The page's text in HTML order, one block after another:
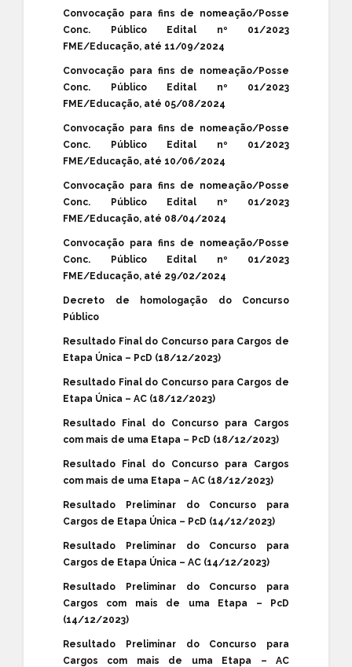
Convocação para fins de nomeação/Posse
Conc. Público Edital nº 01/2023
FME/Educação, até 11/09/2024
Convocação para fins de nomeação/Posse
Conc. Público Edital nº 01/2023
FME/Educação, até 05/08/2024
Convocação para fins de nomeação/Posse
Conc. Público Edital nº 01/2023
FME/Educação, até 10/06/2024
Convocação para fins de nomeação/Posse
Conc. Público Edital nº 01/2023
FME/Educação, até 08/04/2024
Convocação para fins de nomeação/Posse
Conc. Público Edital nº 01/2023
FME/Educação, até 29/02/2024
Decreto de homologação do Concurso
Público
Resultado Final do Concurso para Cargos de
Etapa Única – PcD (18/12/2023)
Resultado Final do Concurso para Cargos de
Etapa Única – AC (18/12/2023)
Resultado Final do Concurso para Cargos
com mais de uma Etapa – PcD (18/12/2023)
Resultado Final do Concurso para Cargos
com mais de uma Etapa – AC (18/12/2023)
Resultado Preliminar do Concurso para
Cargos de Etapa Única – PcD (14/12/2023)
Resultado Preliminar do Concurso para
Cargos de Etapa Única – AC (14/12/2023)
Resultado Preliminar do Concurso para
Cargos com mais de uma Etapa – PcD
(14/12/2023)
Resultado Preliminar do Concurso para
Cargos com mais de uma Etapa – AC